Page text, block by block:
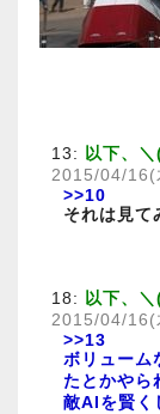
13: 以下、
2015/04/16(
>>10
それは見て
18: 以下、
2015/04/
>>13
ボリューム
たとかやら
敵AIを賢く